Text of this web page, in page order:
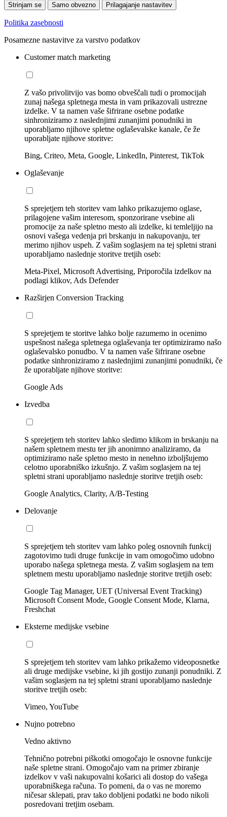
Strinjam se Samo obvezno Prilagajanje nastavitev
Politika zasebnosti
Posamezne nastavitve za varstvo podatkov
Customer match marketing
Z vašo privolitvijo vas bomo obveščali tudi o promocijah
zunaj našega spletnega mesta in vam prikazovali ustrezne
izdelke. V ta namen vaše šifrirane osebne podatke
sinhroniziramo z naslednjimi zunanjimi ponudniki in
uporabljamo njihove spletne oglaševalske kanale, če že
uporabljate njihove storitve:
Bing, Criteo, Meta, Google, LinkedIn, Pinterest, TikTok
Oglaševanje
S sprejetjem teh storitev vam lahko prikazujemo oglase,
prilagojene vašim interesom, sponzorirane vsebine ali
promocije za naše spletno mesto ali izdelke, ki temleljijo na
osnovi vašega vedenja pri brskanju in nakupovanju, ter
merimo njihov uspeh. Z vašim soglasjem na tej spletni strani
uporabljamo naslednje storitve tretjih oseb:
Meta-Pixel, Microsoft Advertising, Priporočila izdelkov na
podlagi klikov, Ads Defender
Razširjen Conversion Tracking
S sprejetjem te storitve lahko bolje razumemo in ocenimo
uspešnost našega spletnega oglaševanja ter optimiziramo našo
oglaševalsko ponudbo. V ta namen vaše šifrirane osebne
podatke sinhroniziramo z naslednjimi zunanjimi ponudniki, če
že uporabljate njihove storitve:
Google Ads
Izvedba
S sprejetjem teh storitev lahko sledimo klikom in brskanju na
našem spletnem mestu ter jih anonimno analiziramo, da
optimiziramo naše spletno mesto in nenehno izboljšujemo
celotno uporabniško izkušnjo. Z vašim soglasjem na tej
spletni strani uporabljamo naslednje storitve tretjih oseb:
Google Analytics, Clarity, A/B-Testing
Delovanje
S sprejetjem teh storitev vam lahko poleg osnovnih funkcij
zagotovimo tudi druge funkcije in vam omogočimo udobno
uporabo našega spletnega mesta. Z vašim soglasjem na tem
spletnem mestu uporabljamo naslednje storitve tretjih oseb:
Google Tag Manager, UET (Universal Event Tracking)
Microsoft Consent Mode, Google Consent Mode, Klarna,
Freshchat
Eksterne medijske vsebine
S sprejetjem teh storitev vam lahko prikažemo videoposnetke
ali druge medijske vsebine, ki jih gostijo zunanji ponudniki. Z
vašim soglasjem na tej spletni strani uporabljamo naslednje
storitve tretjih oseb:
Vimeo, YouTube
Nujno potrebno
Vedno aktivno
Tehnično potrebni piškotki omogočajo le osnovne funkcije
naše spletne strani. Omogočajo vam na primer zbiranje
izdelkov v vaši nakupovalni košarici ali dostop do vašega
uporabniškega računa. To pomeni, da o vas ne moremo
ničesar sklepati, prav tako dobljeni podatki ne bodo nikoli
posredovani tretjim osebam.